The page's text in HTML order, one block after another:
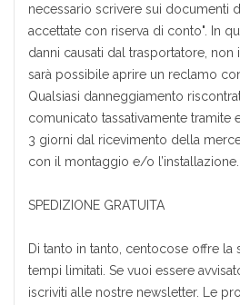
necessario scrivere sui documenti
accettate con riserva di conto". In
danni causati dal trasportatore, non
sarà possibile aprire un reclamo
Qualsiasi danneggiamento
comunicato tassativamente tramite
3 giorni dal ricevimento della
con il montaggio e/o l’installazione.
SPEDIZIONE GRATUITA
Di tanto in tanto, centocose offre la
tempi limitati. Se vuoi essere
iscriviti alle nostre newsletter. Le